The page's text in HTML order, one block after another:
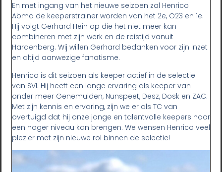
En met ingang van het nieuwe seizoen zal Henrico
Abma de keeperstrainer worden van het 2e, O23 en 1e.
Hij volgt Gerhard Hein op die het niet meer kan
combineren met zijn werk en de reistijd vanuit
Hardenberg. Wij willen Gerhard bedanken voor zijn inzet
en altijd aanwezige fanatisme.
Henrico is dit seizoen als keeper actief in de selectie
van SVI. Hij heeft een lange ervaring als keeper van
onder meer Genemuiden, Nunspeet, Desz, Dosk en ZAC.
Met zijn kennis en ervaring, zijn we er als TC van
overtuigd dat hij onze jonge en talentvolle keepers naar
een hoger niveau kan brengen. We wensen Henrico veel
plezier met zijn nieuwe rol binnen de selectie!